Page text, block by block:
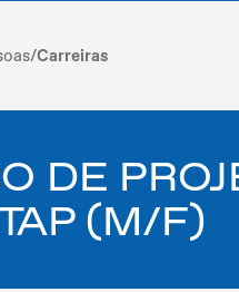
/Carreiras
DE
(M/F)